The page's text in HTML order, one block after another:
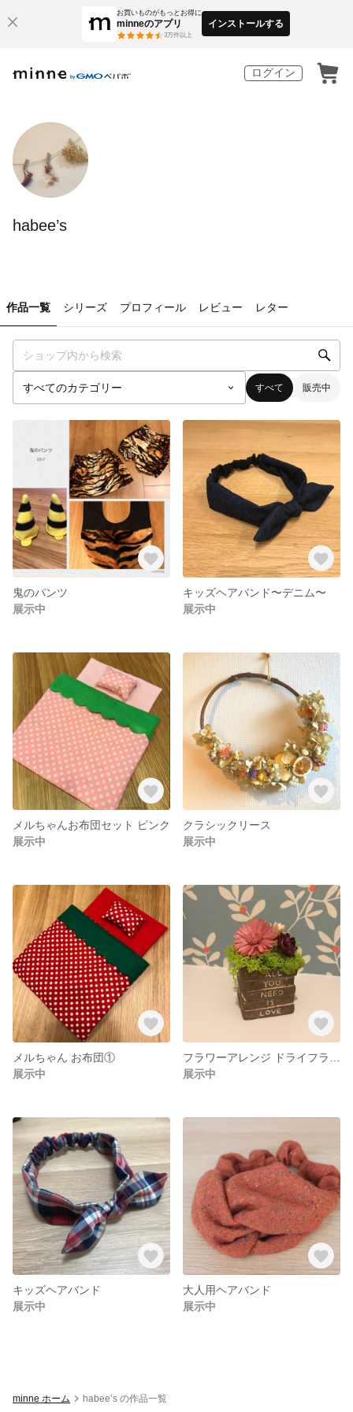
お買いものがもっとお得に
minneのアプリ
3万件以上
インストールする
ログイン
habee’s
作品一覧 シリーズ プロフィール レビュー レター
すべて 販売中
鬼のパンツ
展示中
キッズヘアバンド〜デニム〜
展示中
メルちゃんお布団セット ピンク
展示中
クラシックリース
展示中
メルちゃん お布団①
展示中
展示中
キッズヘアバンド
展示中
大人用ヘアバンド
展示中
minne ホーム habee’s の作品一覧